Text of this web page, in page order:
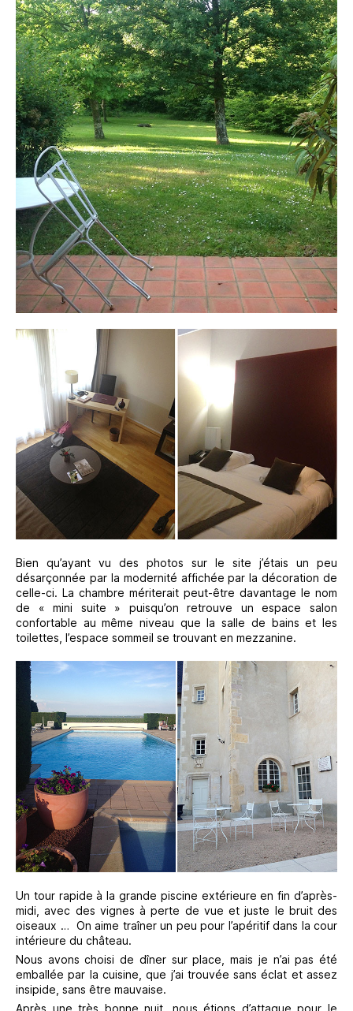
Bien qu’ayant vu des photos sur le site j’étais un peu
désarçonnée par la modernité affichée par la décoration de
celle-ci. La chambre mériterait peut-être davantage le nom
de « mini suite » puisqu’on retrouve un espace salon
confortable au même niveau que la salle de bains et les
toilettes, l’espace sommeil se trouvant en mezzanine.
Un tour rapide à la grande piscine extérieure en fin d’après-
midi, avec des vignes à perte de vue et juste le bruit des
oiseaux … On aime traîner un peu pour l’apéritif dans la cour
intérieure du château.
Nous avons choisi de dîner sur place, mais je n’ai pas été
emballée par la cuisine, que j’ai trouvée sans éclat et assez
insipide, sans être mauvaise.
Après une très bonne nuit, nous étions d’attaque pour le